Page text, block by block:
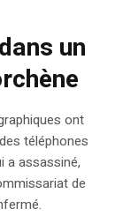
un
ont
téléphones
a assassiné,
de